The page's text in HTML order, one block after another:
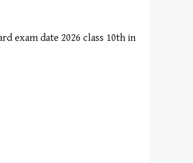
exam date 2026 class 10th in